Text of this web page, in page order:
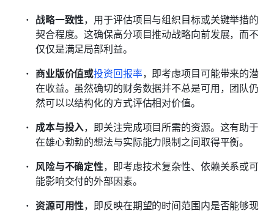
战略一致性，用于评估项目与组织目标或关键举措的
契合程度。这确保高分项目推动战略向前发展，而不
仅仅是满足局部利益。
商业版价值或投资回报率，即考虑项目可能带来的潜
在收益。虽然确切的财务数据并不总是可用，团队仍
然可以以结构化的方式评估相对价值。
成本与投入，即关注完成项目所需的资源。这有助于
在雄心勃勃的想法与实际能力限制之间取得平衡。
风险与不确定性，即考虑技术复杂性、依赖关系或可
能影响交付的外部因素。
资源可用性，即反映在期望的时间范围内是否能够现